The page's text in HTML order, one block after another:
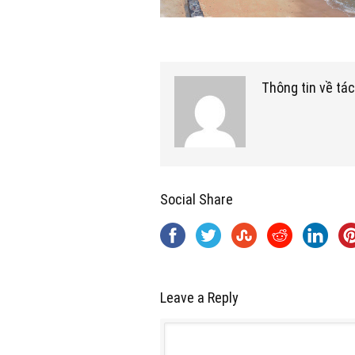
Thông tin về
Social Share
Leave a Reply